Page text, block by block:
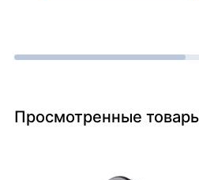
Просмотренные